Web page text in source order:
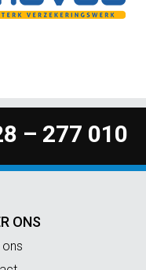
– 277 010
ONS
ons